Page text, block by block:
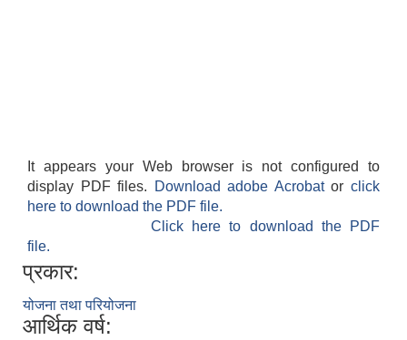
It appears your Web browser is not configured to
display PDF files.
Download adobe Acrobatorclick
here to download the PDF file.
Click here to download the PDF
file.
प्रकार:
योजना तथा परियोजना
आर्थिक वर्ष: